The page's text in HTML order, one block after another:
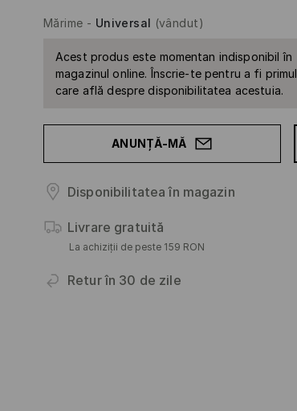
Mărime - Universal (vândut)
Acest produs este momentan indisponibil în
magazinul online. Înscrie-te pentru a fi primul
care află despre disponibilitatea acestuia.
ANUNȚĂ-MĂ
Disponibilitatea în magazin
Livrare gratuită
La achiziții de peste 159 RON
Retur în 30 de zile